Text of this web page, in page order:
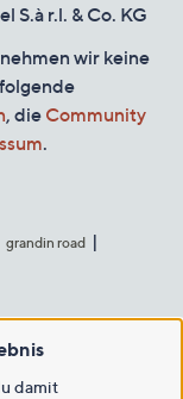
r.l. & Co. KG
wir keine
, die Community
.
grandin road
damit